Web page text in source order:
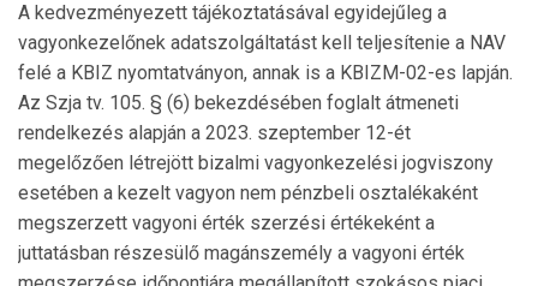
A kedvezményezett tájékoztatásával egyidejűleg a
vagyonkezelőnek adatszolgáltatást kell teljesítenie a NAV
felé a KBIZ nyomtatványon, annak is a KBIZM-02-es lapján.
Az Szja tv. 105. § (6) bekezdésében foglalt átmeneti
rendelkezés alapján a 2023. szeptember 12-ét
megelőzően létrejött bizalmi vagyonkezelési jogviszony
esetében a kezelt vagyon nem pénzbeli osztalékaként
megszerzett vagyoni érték szerzési értékeként a
juttatásban részesülő magánszemély a vagyoni érték